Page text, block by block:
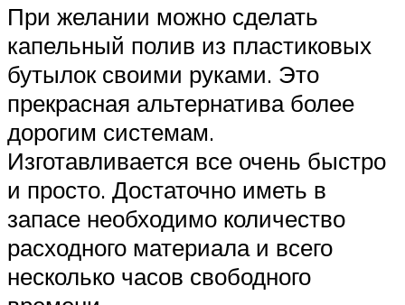
При желании можно сделать
капельный полив из пластиковых
бутылок своими руками. Это
прекрасная альтернатива более
дорогим системам.
Изготавливается все очень быстро
и просто. Достаточно иметь в
запасе необходимо количество
расходного материала и всего
несколько часов свободного